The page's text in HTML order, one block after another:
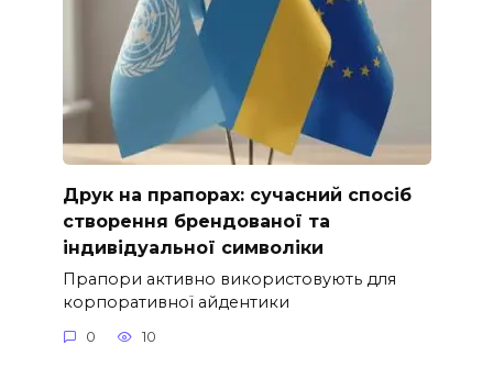
Друк на прапорах: сучасний спосіб
створення брендованої та
індивідуальної символіки
Прапори активно використовують для
корпоративної айдентики
0 10